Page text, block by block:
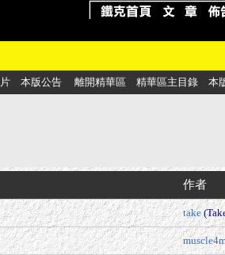
本版公告 離開精華區 精華區主目錄 本
作者
take